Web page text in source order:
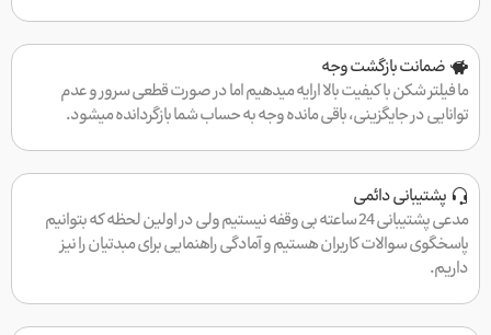
ضمانت بازگشت وجه
ما فیلتر شکن با کیفیت بالا ارایه میدهیم اما در صورت قطعی سرور و عدم
توانایی در جایگزینی، باقی مانده وجه به حساب شما بازگردانده میشود.
پشتیبانی دائمی
مدعی پشتیبانی 24 ساعته بی وقفه نیستیم ولی در اولین لحظه که بتوانیم
پاسخگوی سوالات کاربران هستیم و آمادگی راهنمایی برای مبدتیان را نیز
داریم.